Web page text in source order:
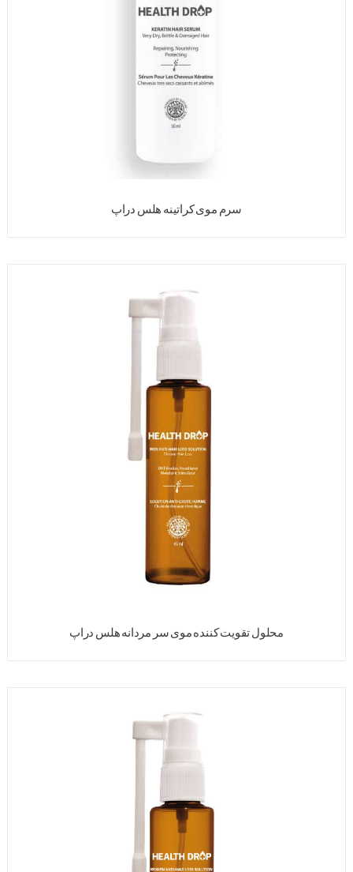
سرم موی کراتینه هلس دراپ
محلول تقویت کننده موی سر مردانه هلس دراپ